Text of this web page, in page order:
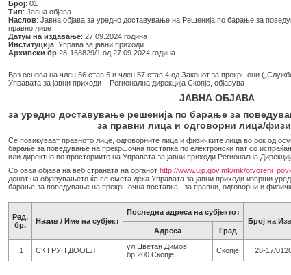
Број: 01
Тип: Јавна објава
Наслов: Јавна објава за уредно доставување на Решенија по барање за
правнo лицe
Датум на издавање: 27.09.2024 година
Институција: Управа за јавни приходи
Архивски бр .28-168829/1 од 27.09.2024 година
Врз основа на член 56 став 5 и член 57 став 4 од Законот за прекршоци
Управата за јавни приходи – Регионална дирекција Скопје, објавува
ЈАВНА ОБЈАВА
за уредно доставување решенија по барање за
за правни лица и одговорни лица/
Се повикуваат правното лице, одговорните лица и физичките лица во рок од
барање за поведување на прекршочна постапка по електронски пат со
или директно во просториите на Управата за јавни приходи Регионална
Со оваа објава на веб страната на органот http://www.ujp.gov.mk/mk/
денот на објавувањето ќе се смета дека Управата за јавни приходи изврши
барање за поведување на прекршочна постапка,, за правни, одговорни и
Ред.
бр.
Назив / Име на субјект
Последна адреса на субјектот
Број на
Адреса
Град
1 СК ГРУП ДООЕЛ
ул.Цветан Димов
бр.200 Скопје
Скопје 28-17/